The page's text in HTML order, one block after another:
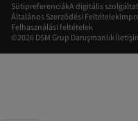
©2026 DSM Grup Danışmanlık
SütipreferenciákA digitális
Általános Szerződési Feltételek
Felhasználási feltételek